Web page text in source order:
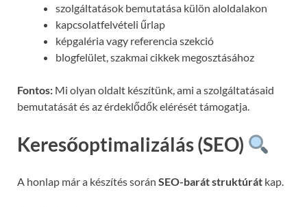
szolgáltatások bemutatása külön aloldalakon
kapcsolatfelvételi űrlap
képgaléria vagy referencia szekció
blogfelület, szakmai cikkek megosztásához
Fontos: Mi olyan oldalt készítünk, ami a szolgáltatásaid
bemutatását és az érdeklődők elérését támogatja.
Keresőoptimalizálás (SEO)
A honlap már a készítés során SEO-barát struktúrát kap.